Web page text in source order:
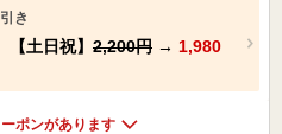
き
【土日祝】 2,200円 → 1,980
ポンがあります